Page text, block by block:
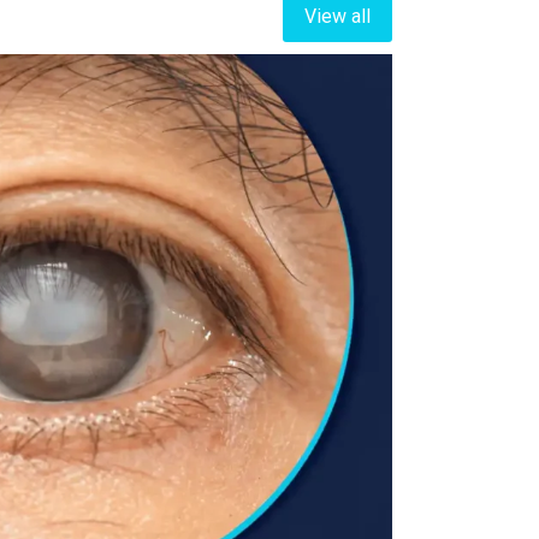
View all